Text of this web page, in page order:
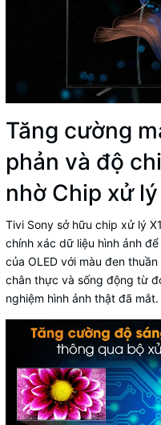
Tăng cường
phản và độ
nhờ Chip xử
Tivi Sony sở hữu chip xử lý
chính xác dữ liệu hình ảnh
của OLED với màu đen
chân thực và sống động từ
nghiệm hình ảnh thật đã mắt.